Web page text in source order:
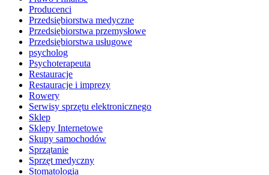
Producenci
Przedsiębiorstwa medyczne
Przedsiębiorstwa przemysłowe
Przedsiębiorstwa usługowe
psycholog
Psychoterapeuta
Restauracje
Restauracje i imprezy
Rowery
Serwisy sprzętu elektronicznego
Sklep
Sklepy Internetowe
Skupy samochodów
Sprzątanie
Sprzęt medyczny
Stomatologia